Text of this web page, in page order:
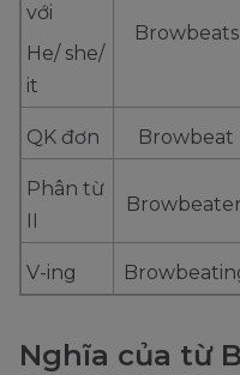
với
He/ she/
it
Browbeats
QK đơn Browbeat
Phân từ
V-ing
Nghĩa của từ